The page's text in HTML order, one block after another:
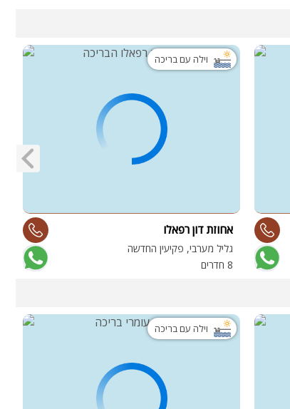
וילה עם בריכה
אחוזת דון רפאלו
גליל מערבי, פקיעין החדשה
8 חדרים
וילה עם בריכה